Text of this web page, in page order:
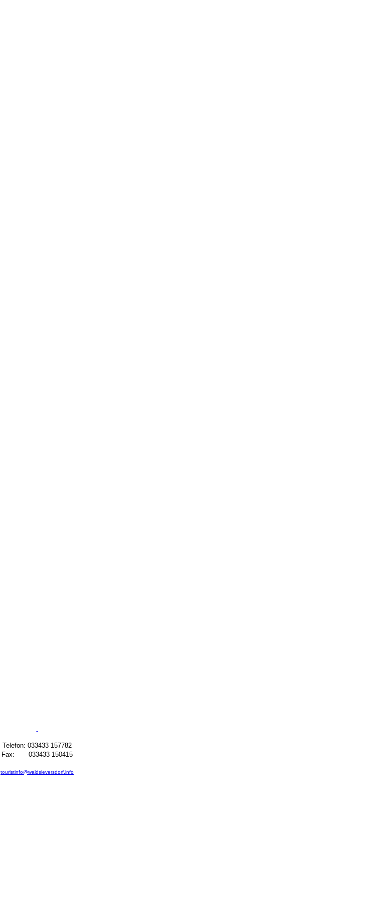
Telefon: 033433 157782
Fax: 033433 150415
touristinfo@waldsieversdorf.info